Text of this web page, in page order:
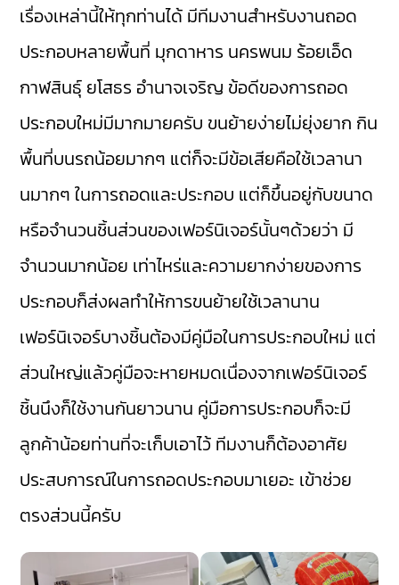
เรื่องเหล่านี้ให้ทุกท่านได้ มีทีมงานสำหรับงานถอด
ประกอบหลายพื้นที่ มุกดาหาร นครพนม ร้อยเอ็ด
กาฬสินธุ์ ยโสธร อำนาจเจริญ ข้อดีของการถอด
ประกอบใหม่มีมากมายครับ ขนย้ายง่ายไม่ยุ่งยาก กิน
พื้นที่บนรถน้อยมากๆ แต่ก็จะมีข้อเสียคือใช้เวลานา
นมากๆ ในการถอดและประกอบ แต่ก็ขึ้นอยู่กับขนาด
หรือจำนวนชิ้นส่วนของเฟอร์นิเจอร์นั้นๆด้วยว่า มี
จำนวนมากน้อย เท่าไหร่และความยากง่ายของการ
ประกอบก็ส่งผลทำให้การขนย้ายใช้เวลานาน
เฟอร์นิเจอร์บางชิ้นต้องมีคู่มือในการประกอบใหม่ แต่
ส่วนใหญ่แล้วคู่มือจะหายหมดเนื่องจากเฟอร์นิเจอร์
ชิ้นนึงก็ใช้งานกันยาวนาน คู่มือการประกอบก็จะมี
ลูกค้าน้อยท่านที่จะเก็บเอาไว้ ทีมงานก็ต้องอาศัย
ประสบการณ์ในการถอดประกอบมาเยอะ เข้าช่วย
ตรงส่วนนี้ครับ